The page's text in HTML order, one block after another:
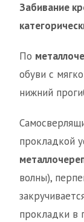
Забивание
По
обуви с
нижний
прокладкой
волны),
прокладки в